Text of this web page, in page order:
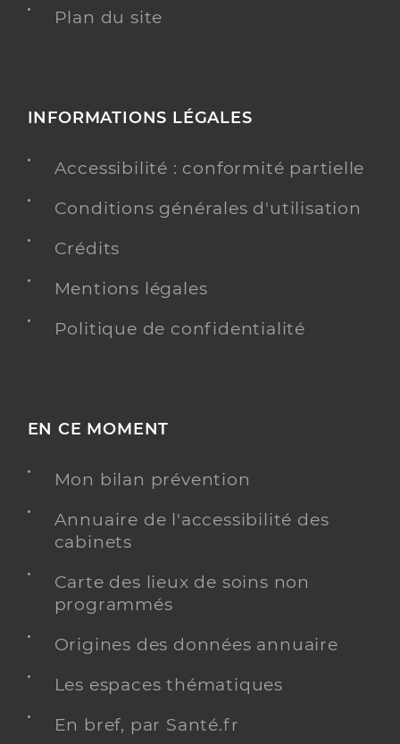
Plan du site
INFORMATIONS LÉGALES
Accessibilité : conformité partielle
Conditions générales d'utilisation
Crédits
Mentions légales
Politique de confidentialité
EN CE MOMENT
Mon bilan prévention
Annuaire de l'accessibilité des
cabinets
Carte des lieux de soins non
programmés
Origines des données annuaire
Les espaces thématiques
En bref, par Santé.fr